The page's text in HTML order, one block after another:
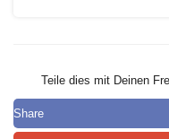
Teile dies mit Deinen
Share